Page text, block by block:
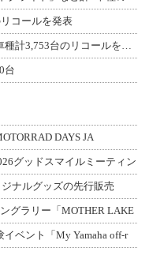
コールを発表
台
DAYS JA
グッドスマイルミーティン
ジナルグッズの先行販売
グラリー「MOTHER LAKE
イベント「My Yamaha off-r